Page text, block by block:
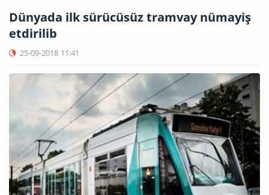
Dünyada ilk sürücüsüz tramvay nümayiş
etdirilib
25-09-2018 11:41